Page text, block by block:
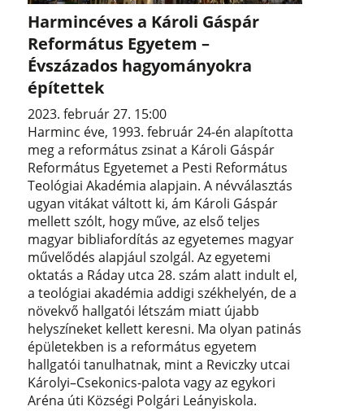
Harmincéves a Károli Gáspár
Református Egyetem –
Évszázados hagyományokra
építettek
2023. február 27. 15:00
Harminc éve, 1993. február 24-én alapította
meg a református zsinat a Károli Gáspár
Református Egyetemet a Pesti Református
Teológiai Akadémia alapjain. A névválasztás
ugyan vitákat váltott ki, ám Károli Gáspár
mellett szólt, hogy műve, az első teljes
magyar bibliafordítás az egyetemes magyar
művelődés alapjául szolgál. Az egyetemi
oktatás a Ráday utca 28. szám alatt indult el,
a teológiai akadémia addigi székhelyén, de a
növekvő hallgatói létszám miatt újabb
helyszíneket kellett keresni. Ma olyan patinás
épületekben is a református egyetem
hallgatói tanulhatnak, mint a Reviczky utcai
Károlyi–Csekonics-palota vagy az egykori
Aréna úti Községi Polgári Leányiskola.